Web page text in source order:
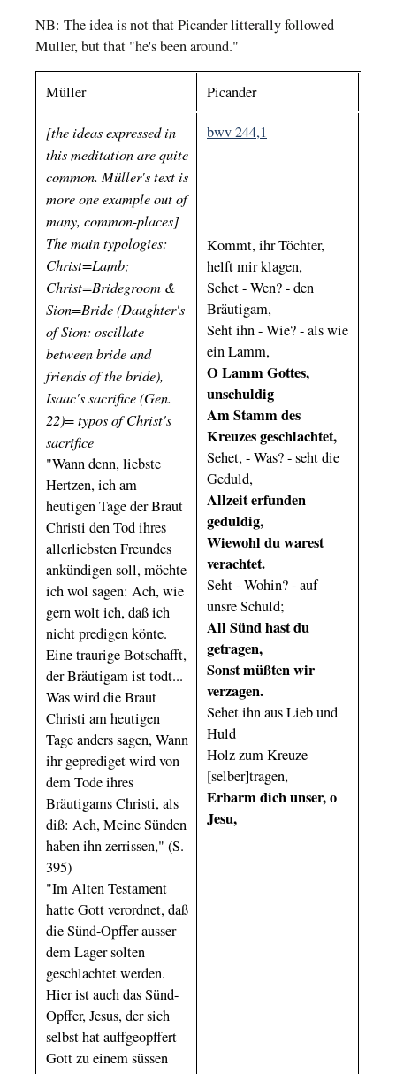
NB: The idea is not that Picander litterally followed
Muller, but that "he's been around."
Müller Picander
[the ideas expressed in
this meditation are quite
common. Müller's text is
more one example out of
many, common-places]
The main typologies:
Christ=Lamb;
Christ=Bridegroom &
Sion=Bride (Daughter's
of Sion: oscillate
between bride and
friends of the bride),
Isaac's sacrifice (Gen.
22)= typos of Christ's
sacrifice
"Wann denn, liebste
Hertzen, ich am
heutigen Tage der Braut
Christi den Tod ihres
allerliebsten Freundes
ankündigen soll, möchte
ich wol sagen: Ach, wie
gern wolt ich, daß ich
nicht predigen könte.
Eine traurige Botschafft,
der Bräutigam ist todt...
Was wird die Braut
Christi am heutigen
Tage anders sagen, Wann
ihr geprediget wird von
dem Tode ihres
Bräutigams Christi, als
diß: Ach, Meine Sünden
haben ihn zerrissen," (S.
395)
"Im Alten Testament
hatte Gott verordnet, daß
die Sünd-Opffer ausser
dem Lager solten
geschlachtet werden.
Hier ist auch das Sünd-
Opffer, Jesus, der sich
selbst hat auffgeopffert
Gott zu einem süssen
bwv 244,1
Kommt, ihr Töchter,
helft mir klagen,
Sehet - Wen? - den
Bräutigam,
Seht ihn - Wie? - als wie
ein Lamm,
O Lamm Gottes,
unschuldig
Am Stamm des
Kreuzes geschlachtet,
Sehet, - Was? - seht die
Geduld,
Allzeit erfunden
geduldig,
Wiewohl du warest
verachtet.
Seht - Wohin? - auf
unsre Schuld;
All Sünd hast du
getragen,
Sonst müßten wir
verzagen.
Sehet ihn aus Lieb und
Huld
Holz zum Kreuze
[selber]tragen,
Erbarm dich unser, o
Jesu,